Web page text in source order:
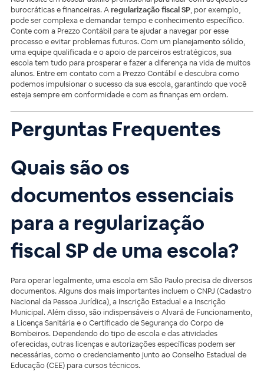
burocráticas e financeiras. Aregularização fiscal SP, por exemplo,
pode ser complexa e demandar tempo e conhecimento específico.
Conte com a Prezzo Contábil para te ajudar a navegar por esse
processo e evitar problemas futuros. Com um planejamento sólido,
uma equipe qualificada e o apoio de parceiros estratégicos, sua
escola tem tudo para prosperar e fazer a diferença na vida de muitos
alunos. Entre em contato com a Prezzo Contábil e descubra como
podemos impulsionar o sucesso da sua escola, garantindo que você
esteja sempre em conformidade e com as finanças em ordem.
Perguntas Frequentes
Quais são os
documentos essenciais
para a regularização
fiscal SPde uma escola?
Para operar legalmente, uma escola em São Paulo precisa de diversos
documentos. Alguns dos mais importantes incluem o CNPJ (Cadastro
Nacional da Pessoa Jurídica), a Inscrição Estadual e a Inscrição
Municipal. Além disso, são indispensáveis o Alvará de Funcionamento,
a Licença Sanitária e o Certificado de Segurança do Corpo de
Bombeiros. Dependendo do tipo de escola e das atividades
oferecidas, outras licenças e autorizações específicas podem ser
necessárias, como o credenciamento junto ao Conselho Estadual de
Educação (CEE) para cursos técnicos.